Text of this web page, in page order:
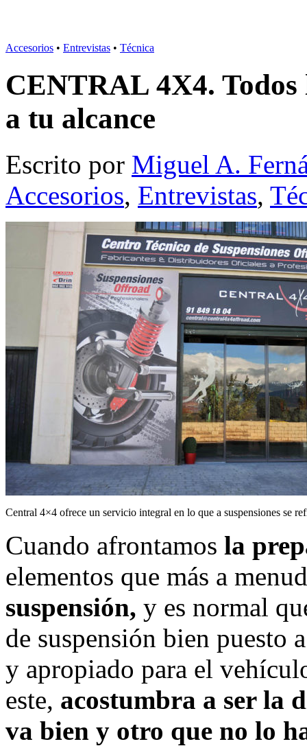
Accesorios • Entrevistas • Técnica
CENTRAL 4X4. Todos
a tu alcance
Escrito por Miguel A.
Accesorios, Entrevistas,
Central 4×4 ofrece un servicio integral en lo que a suspensiones se
Cuando afrontamos la
elementos que más a
suspensión, y es normal
de suspensión bien puesto
y apropiado para el
este, acostumbra a ser la
va bien y otro que no lo